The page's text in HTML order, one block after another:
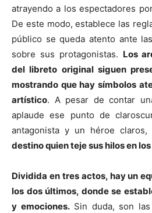
atrayendo a los espectadores
De este modo, establece las
público se queda atento ante
sobre sus protagonistas. Los
del libreto original siguen
mostrando que hay símbolos
artístico. A pesar de contar
aplaude ese punto de
antagonista y un héroe claros,
destino quien teje sus hilos en
Dividida en tres actos, hay un
los dos últimos, donde se
y emociones.Sin duda, son